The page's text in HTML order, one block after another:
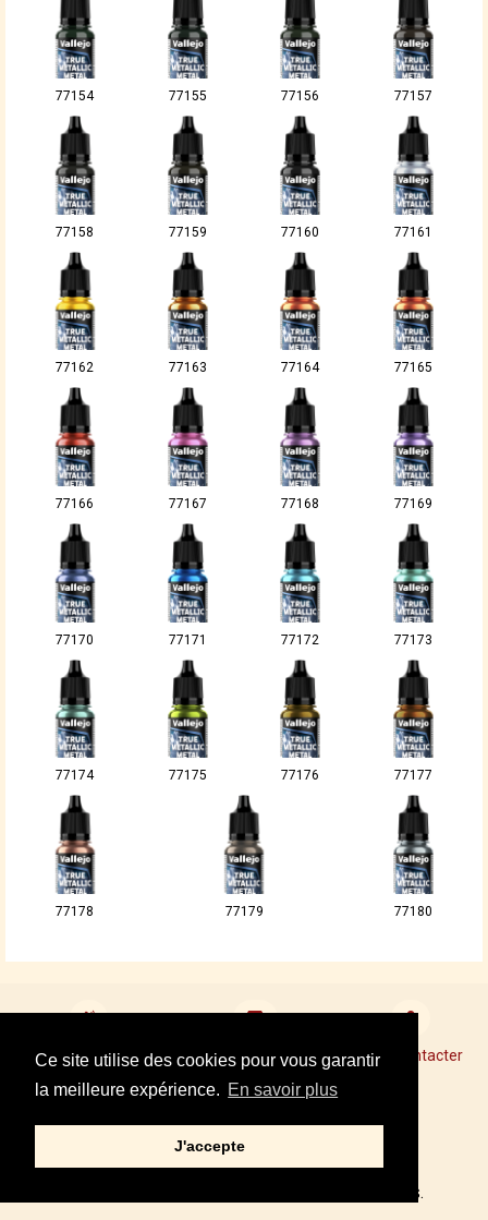
Ce site utilise des cookies pour vous garantir
la meilleure expérience. En savoir plus
J'accepte
77154 77155 77156 77157
77158 77159 77160 77161
77162 77163 77164 77165
77166 77167 77168 77169
77170 77171 77172 77173
77174 77175 77176 77177
77178 77179 77180
Devenir revendeur Points de Vente Conseil Nous contacter
Mentions légales
© 2002,2021 – PRINCE AUGUST, TOUS DROITS RÉSERVÉS.